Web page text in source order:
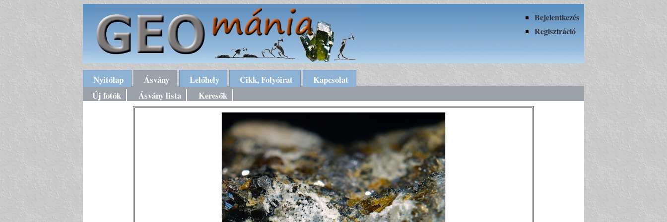
Bejelentkezés
Regisztráció
Nyitólap Ásvány Lelőhely Cikk, Folyóirat
Kapcsolat
Új fotók
Ásvány lista Keresők